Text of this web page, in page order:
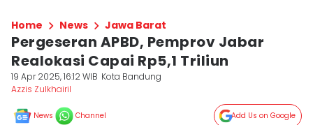
Home News Jawa Barat
Pergeseran APBD, Pemprov Jabar
Realokasi Capai Rp5,1 Triliun
19 Apr 2025, 16:12 WIB Kota Bandung
Azzis Zulkhairil
News Channel Add Us on Google